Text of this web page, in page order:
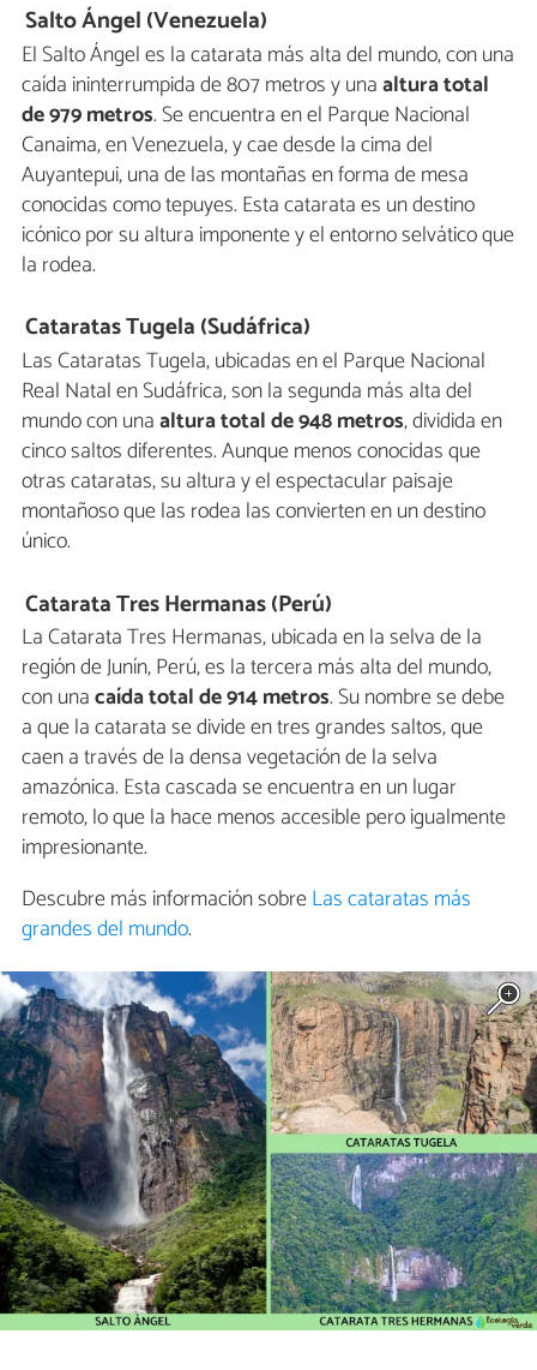
Salto Ángel (Venezuela)
El Salto Ángel es la catarata más alta del mundo, con una
caída ininterrumpida de 807 metros y unaaltura total
de 979 metros. Se encuentra en el Parque Nacional
Canaima, en Venezuela, y cae desde la cima del
Auyantepui, una de las montañas en forma de mesa
conocidas como tepuyes. Esta catarata es un destino
icónico por su altura imponente y el entorno selvático que
la rodea.
Cataratas Tugela (Sudáfrica)
Las Cataratas Tugela, ubicadas en el Parque Nacional
Real Natal en Sudáfrica, son la segunda más alta del
mundo con unaaltura total de 948 metros, dividida en
cinco saltos diferentes. Aunque menos conocidas que
otras cataratas, su altura y el espectacular paisaje
montañoso que las rodea las convierten en un destino
único.
Catarata Tres Hermanas (Perú)
La Catarata Tres Hermanas, ubicada en la selva de la
región de Junín, Perú, es la tercera más alta del mundo,
con unacaída total de 914 metros. Su nombre se debe
a que la catarata se divide en tres grandes saltos, que
caen a través de la densa vegetación de la selva
amazónica. Esta cascada se encuentra en un lugar
remoto, lo que la hace menos accesible pero igualmente
impresionante.
Descubre más información sobreLas cataratas más
grandes del mundo.